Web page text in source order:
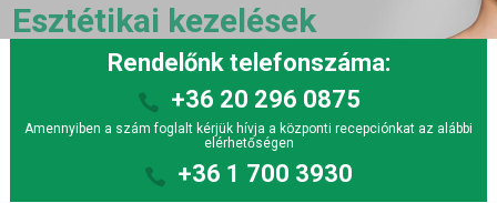
Esztétikai kezelések
Rendelőnk telefonszáma:
+36 20 296 0875
Amennyiben a szám foglalt kérjük hívja a központi recepciónkat az alábbi
elérhetőségen
+36 1 700 3930